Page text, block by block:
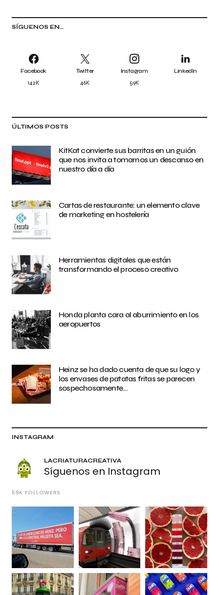
SÍGUENOS EN…
Facebook
142K
Twitter
46K
Instagram
59K
LinkedIn
ÚLTIMOS POSTS
KitKat convierte sus barritas en un guión
que nos invita a tomarnos un descanso en
nuestro día a día
Cartas de restaurante: un elemento clave
de marketing en hostelería
Herramientas digitales que están
transformando el proceso creativo
Honda planta cara al aburrimiento en los
aeropuertos
Heinz se ha dado cuenta de que su logo y
los envases de patatas fritas se parecen
sospechosamente…
INSTAGRAM
LACRIATURACREATIVA
Síguenos en Instagram
59K FOLLOWERS